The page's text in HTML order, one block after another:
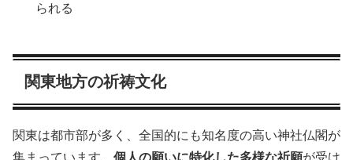
られる
関東地方の祈祷文化
関東は都市部が多く、全国的にも知名度の高い神社仏閣が